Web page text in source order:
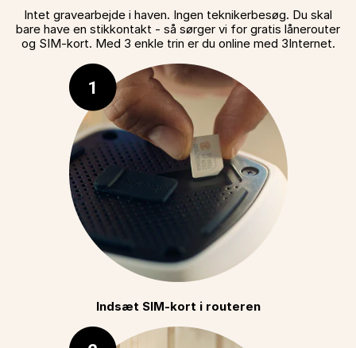
Intet gravearbejde i haven. Ingen teknikerbesøg. Du skal
bare have en stikkontakt - så sørger vi for gratis lånerouter
og SIM-kort. Med 3 enkle trin er du online med 3Internet.
Indsæt SIM-kort i routeren